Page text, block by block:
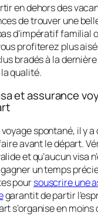
en dehors des
de trouver une
d’impératif familial
profiterez plus
bradés à la
qualité.
et assurance
voyage spontané, il y
avant le départ.
et qu’aucun visa
un temps
poursouscrire une
garantit de partir
s’organise en moins